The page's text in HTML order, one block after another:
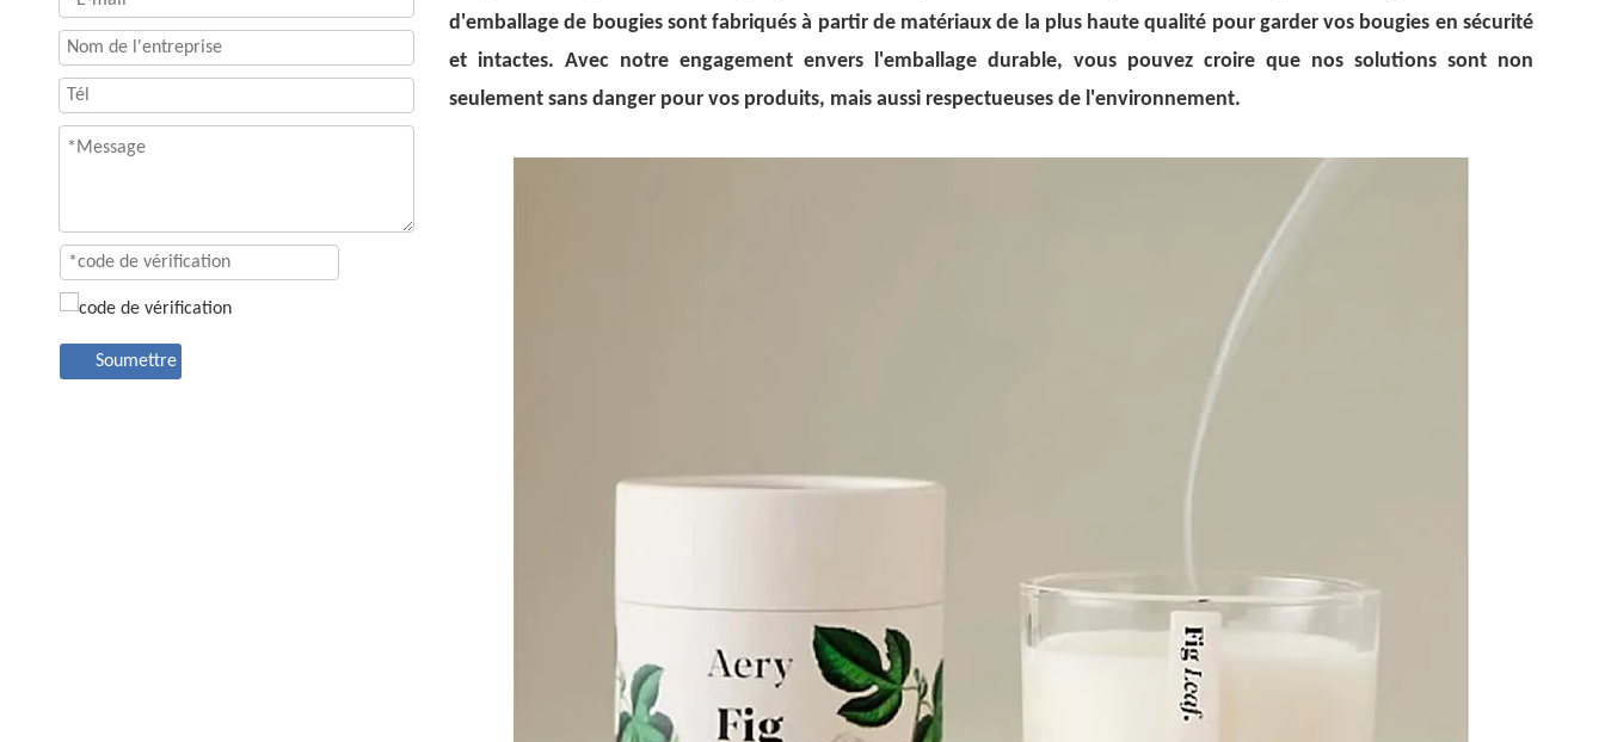
Soumettre
d'emballage de bougies sont fabriqués à partir de matériaux de la plus haute qualité pour garder vos bougies en sécurité
et intactes. Avec notre engagement envers l'emballage durable, vous pouvez croire que nos solutions sont non
seulement sans danger pour vos produits, mais aussi respectueuses de l'environnement.